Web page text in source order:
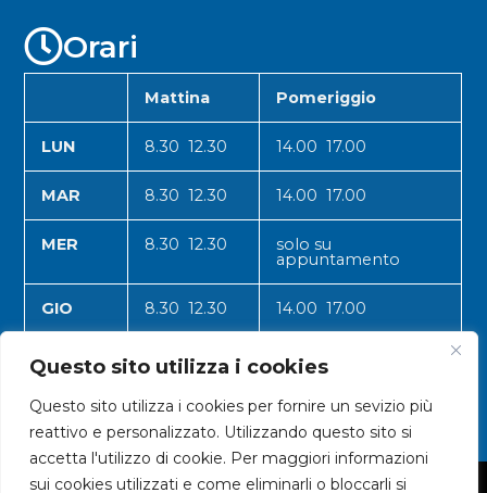
Questo sito utilizza i cookies
Questo sito utilizza i cookies per fornire un sevizio più
reattivo e personalizzato. Utilizzando questo sito si
accetta l'utilizzo di cookie. Per maggiori informazioni
sui cookies utilizzati e come eliminarli o bloccarli si
Orari
Mattina Pomeriggio
LUN 8.30 12.30 14.00 17.00
MAR 8.30 12.30 14.00 17.00
MER 8.30 12.30 solo su
appuntamento
GIO 8.30 12.30 14.00 17.00
VEN 8.30 12.30 14.00 17.00